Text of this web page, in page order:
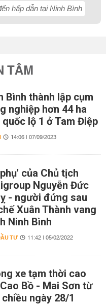
hấp dẫn tại Ninh Bình
TÂM
Bình thành lập cụm
nghiệp hơn 44 ha
quốc lộ 1 ở Tam Điệp
14:06 | 07/09/2023
của Chủ tịch
Nguyễn Đức
- người đứng sau
Xuân Thành vang
Ninh Bình
TƯ 11:42 | 05/02/2022
xe tạm thời cao
Bồ - Mai Sơn từ
chiều ngày 28/1